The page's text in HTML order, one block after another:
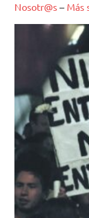
Nosotr@s – Más